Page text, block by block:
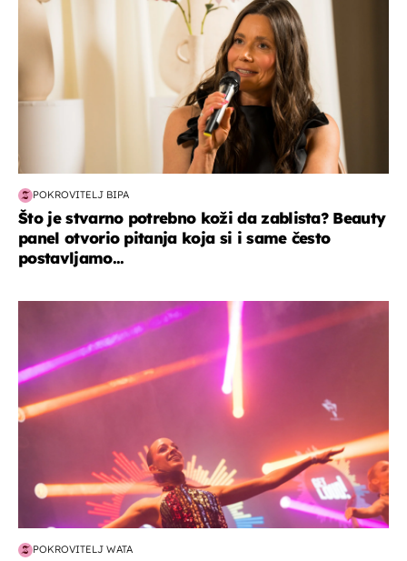
POKROVITELJ BIPA
Što je stvarno potrebno koži da zablista? Beauty
panel otvorio pitanja koja si i same često
postavljamo...
POKROVITELJ WATA